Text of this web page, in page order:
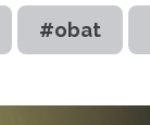
#obat